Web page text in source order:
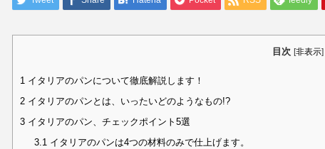
目次 [非表示]
1 イタリアのパンについて徹底解説します！
2 イタリアのパンとは、いったいどのようなもの!?
3 イタリアのパン、チェックポイント5選
3.1イタリアのパンは4つの材料のみで仕上げます。